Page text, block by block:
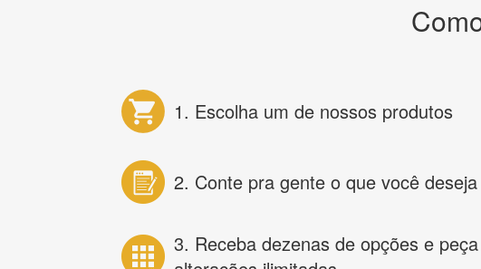
1. Escolha um de nossos produtos
2. Conte pra gente o que você
3. Receba dezenas de opções e peça